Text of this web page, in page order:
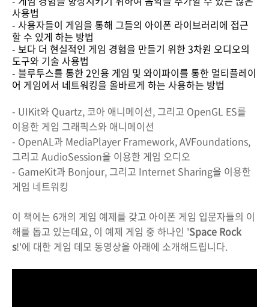
사용법
- 사용자들이 게임을 통해 그들의 아이폰 라이브러리에 접근
할 수 있게 하는 방법
- 보다 더 현실적인 게임 경험을 만들기 위한 3차원 오디오의
도구와 기술 사용법
- 블루투스를 통한 2인용 게임 및 와이파이를 통한 멀티플레이
어 게임에서 네트워킹을 올바르게 하는 사용하는 방법
- UIKit와 Quartz, 코아 애니메이션, 그리고 OpenGL ES를
이용한 게임 그래픽스와 애니메이션
- OpenAL과 MediaPlayer Framework, AVFoundations,
그리고 AudioSession을 이용한 게임 오디오
- GameKit과 Bonjour, 그리고 Internet Sharing을 이용한
게임 네트워킹
이 책에는 6개의 게임 예제를 갖고 아이폰 게임 입문자들의 이
해를 돕고 있는데요, 이 예제 게임 중 하나인 'Space Rock
s!'에 대한 게임 데모 동영상을 아래에 소개해드립니다.